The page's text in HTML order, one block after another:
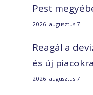
Pest
2026. augusztus 7.
Reagál a
és új
2026. augusztus 7.